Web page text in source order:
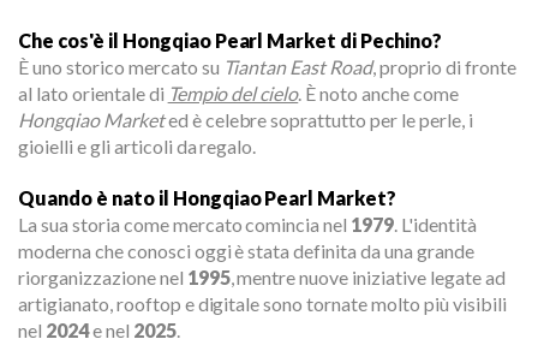
Che cos'è il Hongqiao Pearl Market di Pechino?
È uno storico mercato su Tiantan East Road, proprio di fronte
al lato orientale di Tempio del cielo. È noto anche come
Hongqiao Marketed è celebre soprattutto per le perle, i
gioielli e gli articoli da regalo.
Quando è nato il Hongqiao Pearl Market?
La sua storia come mercato comincia nel 1979 . L'identità
moderna che conosci oggi è stata definita da una grande
riorganizzazione nel 1995, mentre nuove iniziative legate ad
artigianato, rooftop e digitale sono tornate molto più visibili
nel 2024e nel 2025.